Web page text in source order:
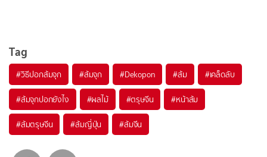
Tag
#วิธีปอกส้มจุก #ส้มจุก #Dekopon #ส้ม #เคล็ดลับ
#ส้มจุกปอกยังไง #ผลไม้ #ตรุษจีน #หน้าส้ม
#ส้มตรุษจีน #ส้มญี่ปุ่น #ส้มจีน